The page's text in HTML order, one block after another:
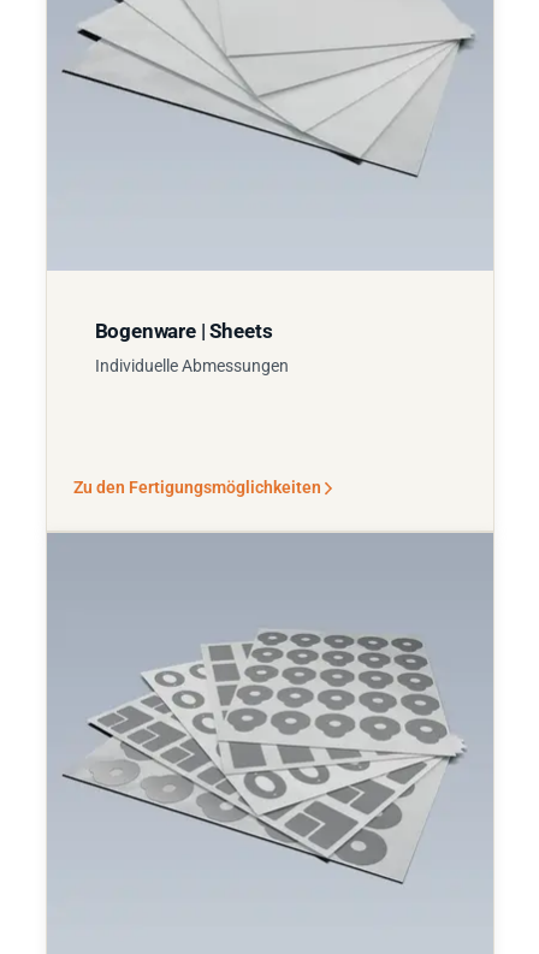
Bogenware | Sheets
Individuelle Abmessungen
Zu den Fertigungsmöglichkeiten